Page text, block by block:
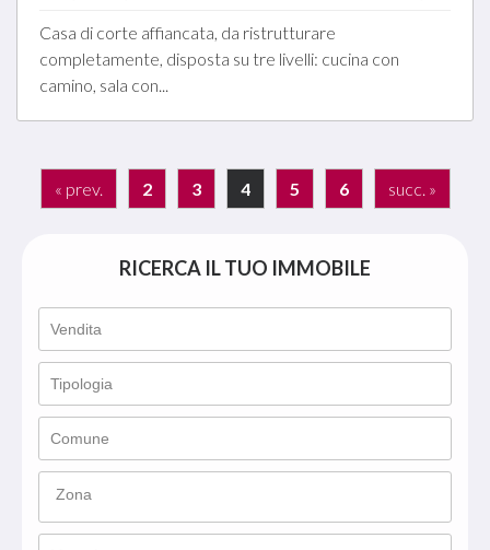
Casa di corte affiancata, da ristrutturare
completamente, disposta su tre livelli: cucina con
camino, sala con...
« prev. 2 3 4 5 6 succ. »
RICERCA IL TUO IMMOBILE
Zona